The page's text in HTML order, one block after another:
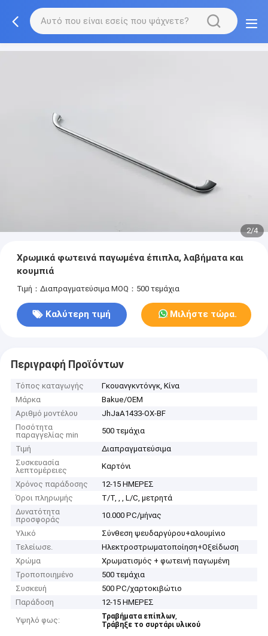
2/4
Χρωμικά φωτεινά παγωμένα έπιπλα, λαβήματα και
κουμπιά
Τιμή：Διαπραγματεύσιμα MOQ：500 τεμάχια
Καλύτερη τιμή Μιλήστε τώρα.
Περιγραφή Προϊόντων
Τόπος καταγωγής
Γκουανγκντόνγκ, Κίνα
Μάρκα
Bakue/OEM
Αριθμό μοντέλου
JhJaA1433-OX-BF
Ποσότητα
παραγγελίας min
500 τεμάχια
Τιμή
Διαπραγματεύσιμα
Συσκευασία
λεπτομέρειες
Καρτόνι
Χρόνος παράδοσης
12-15 ΗΜΕΡΕΣ
Όροι πληρωμής
T/T, , , L/C, μετρητά
Δυνατότητα
προσφοράς
10.000 PC/μήνας
Υλικό
Σύνθεση ψευδαργύρου+αλουμίνιο
Τελείωσε.
Ηλεκτροστρωματοποίηση+Οξείδωση
Χρώμα
Χρωματισμός + φωτεινή παγωμένη
Τροποποιημένο
500 τεμάχια
Συσκευή
500 PC/χαρτοκιβώτιο
Παράδοση
12-15 ΗΜΕΡΕΣ
Υψηλό φως:
Τραβήματα επίπλων,
Τράβηξε το συρτάρι υλικού